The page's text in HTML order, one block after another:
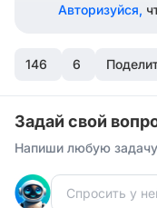
принимать
являются
поставленных
неопределенности.
Авторизуйся,
146 6
Задай свой
Напиши любую